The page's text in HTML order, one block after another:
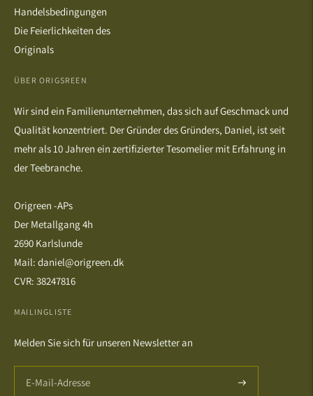
ÜBER ORIGSREEN
Wir sind ein Familienunternehmen, das sich auf Geschmack und
Qualität konzentriert. Der Gründer des Gründers, Daniel, ist seit
mehr als 10 Jahren ein zertifizierter Tesomelier mit Erfahrung in
der Teebranche.
Origreen -APs
Der Metallgang 4h
2690 Karlslunde
Mail: daniel@origreen.dk
CVR: 38247816
Handelsbedingungen
Die Feierlichkeiten des
Originals
MAILINGLISTE
Melden Sie sich für unseren Newsletter an